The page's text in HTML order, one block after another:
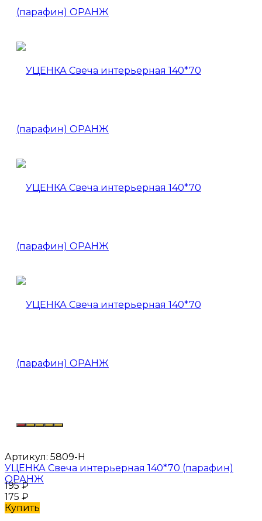
Артикул: 5809-Н
УЦЕНКА Свеча интерьерная 140*70 (парафин)
ОРАНЖ
195₽
175 ₽
Купить